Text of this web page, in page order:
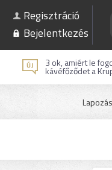
Regisztráció
Bejelentkezés
3 ok, amiért le
kávéfőződet a